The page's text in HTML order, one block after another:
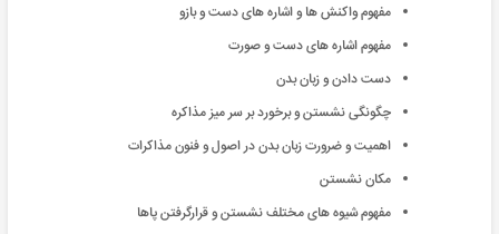
مفهوم واکنش ها و اشاره های دست و بازو
مفهوم اشاره های دست و صورت
دست دادن و زبان بدن
چگونگی نشستن و برخورد بر سر میز مذاکره
اهمیت و ضرورت زبان بدن در اصول و فنون مذاکرات
مکان نشستن
مفهوم شیوه های مختلف نشستن و قرارگرفتن پاها